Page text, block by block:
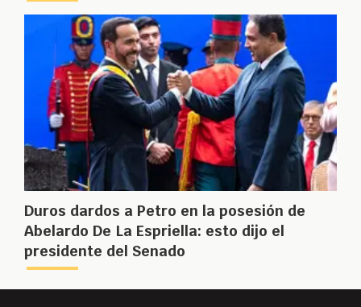
Duros dardos a Petro en la posesión de
Abelardo De La Espriella: esto dijo el
presidente del Senado